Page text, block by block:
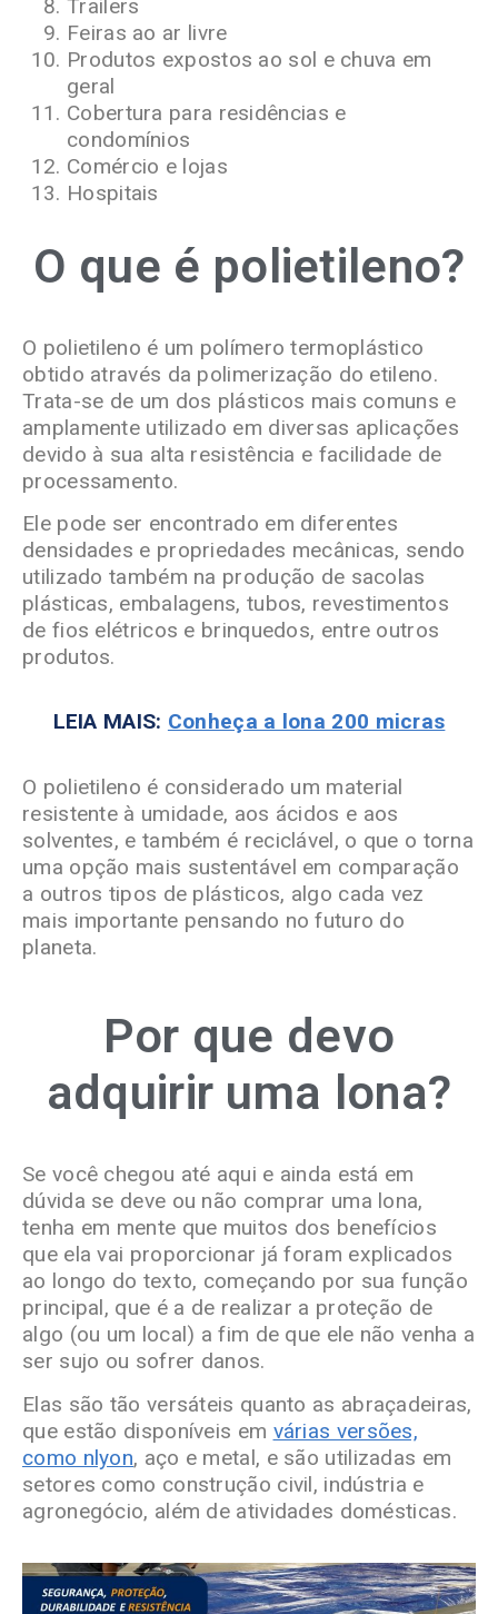
Trailers
Feiras ao ar livre
Produtos expostos ao sol e chuva em
geral
Cobertura para residências e
condomínios
Comércio e lojas
Hospitais
O que é polietileno?
O polietileno é um polímero termoplástico
obtido através da polimerização do etileno.
Trata-se de um dos plásticos mais comuns e
amplamente utilizado em diversas aplicações
devido à sua alta resistência e facilidade de
processamento.
Ele pode ser encontrado em diferentes
densidades e propriedades mecânicas, sendo
utilizado também na produção de sacolas
plásticas, embalagens, tubos, revestimentos
de fios elétricos e brinquedos, entre outros
produtos.
LEIA MAIS: Conheça a lona 200 micras
O polietileno é considerado um material
resistente à umidade, aos ácidos e aos
solventes, e também é reciclável, o que o torna
uma opção mais sustentável em comparação
a outros tipos de plásticos, algo cada vez
mais importante pensando no futuro do
planeta.
Por que devo
adquirir uma lona?
Se você chegou até aqui e ainda está em
dúvida se deve ou não comprar uma lona,
tenha em mente que muitos dos benefícios
que ela vai proporcionar já foram explicados
ao longo do texto, começando por sua função
principal, que é a de realizar a proteção de
algo (ou um local) a fim de que ele não venha a
ser sujo ou sofrer danos.
Elas são tão versáteis quanto as abraçadeiras,
que estão disponíveis em várias versões,
como nlyon, aço e metal, e são utilizadas em
setores como construção civil, indústria e
agronegócio, além de atividades domésticas.